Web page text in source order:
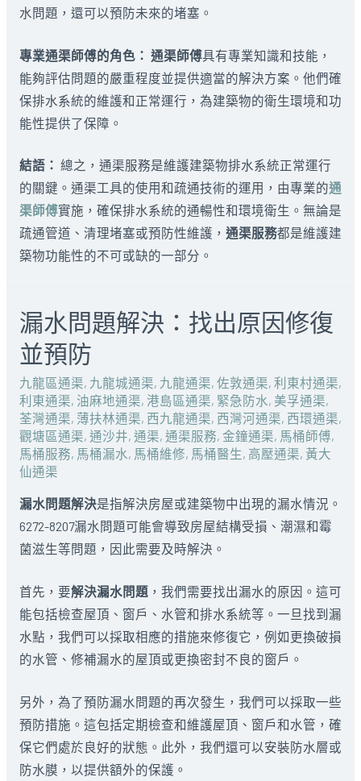
水問題，還可以預防未來的堵塞。
專業通渠師傅的角色： 通渠師傅具有專業知識和技能，
能夠評估問題的嚴重程度並提供適當的解決方案。他們確
保排水系統的維護和正常運行，為建築物的衛生環境和功
能性提供了保障。
結語： 總之，通渠服務是維護建築物排水系統正常運行
的關鍵。通渠工具的使用和疏通技術的運用，由專業的通
渠師傅實施，確保排水系統的通暢性和環境衛生。無論是
疏通管道、清理堵塞或預防性維護， 通渠服務都是維護建
築物功能性的不可或缺的一部分。
漏水問題解決：找出原因修復
並預防
九龍區通渠, 九龍城通渠, 九龍通渠, 佐敦通渠, 利東村通渠,
利東通渠, 油麻地通渠, 港島區通渠, 緊急防水, 美孚通渠,
荃灣通渠, 薄扶林通渠, 西九龍通渠, 西灣河通渠, 西環通渠,
觀塘區通渠, 通沙井, 通渠, 通渠服務, 金鐘通渠, 馬桶師傅,
馬桶服務, 馬桶漏水, 馬桶維修, 馬桶醫生, 高壓通渠, 黃大
仙通渠
漏水問題解決是指解決房屋或建築物中出現的漏水情況。
6272-8207漏水問題可能會導致房屋結構受損、潮濕和霉
菌滋生等問題，因此需要及時解決。
首先，要解決漏水問題，我們需要找出漏水的原因。這可
能包括檢查屋頂、窗戶、水管和排水系統等。一旦找到漏
水點，我們可以採取相應的措施來修復它，例如更換破損
的水管、修補漏水的屋頂或更換密封不良的窗戶。
另外，為了預防漏水問題的再次發生，我們可以採取一些
預防措施。這包括定期檢查和維護屋頂、窗戶和水管，確
保它們處於良好的狀態。此外，我們還可以安裝防水層或
防水膜，以提供額外的保護。